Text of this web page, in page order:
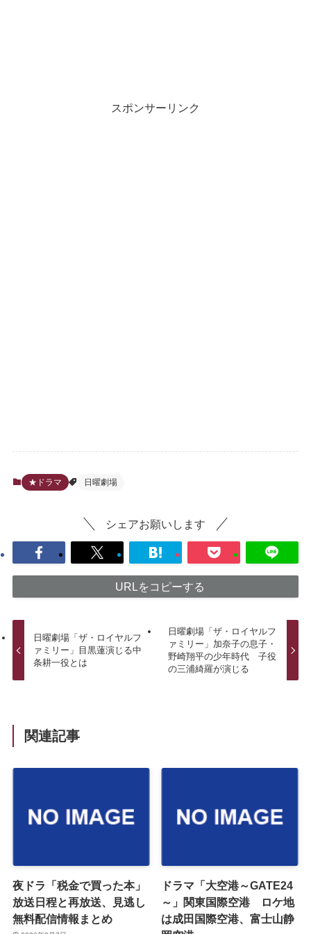
スポンサーリンク
★ドラマ 日曜劇場
シェアお願いします
URLをコピーする
日曜劇場「ザ・ロイヤルフ
ァミリー」目黒蓮演じる中
条耕一役とは
日曜劇場「ザ・ロイヤルフ
ァミリー」加奈子の息子・
野崎翔平の少年時代 子役
の三浦綺羅が演じる
関連記事
夜ドラ「税金で買った本」
放送日程と再放送、見逃し
無料配信情報まとめ
ドラマ「大空港～GATE24
～」関東国際空港 ロケ地
は成田国際空港、富士山静